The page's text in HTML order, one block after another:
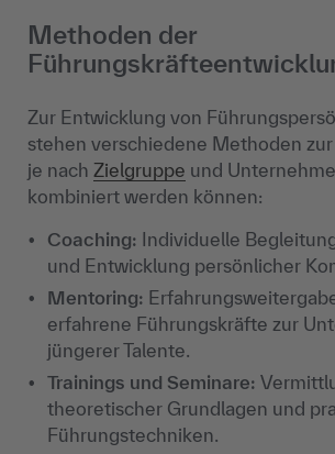
Methoden der
Zur Entwicklung von
stehen verschiedene Methoden
je nach Zielgruppe und
kombiniert werden können:
Coaching: Individuelle
und Entwicklung persönlicher
Mentoring:
erfahrene Führungskräfte zur
jüngerer Talente.
Trainings und Seminare:
theoretischer Grundlagen und
Führungstechniken.